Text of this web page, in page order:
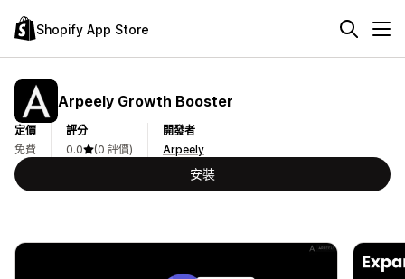
Shopify App Store
Arpeely Growth Booster
定價
免費
評分
0.0
(0 評價)
開發者
Arpeely
安裝